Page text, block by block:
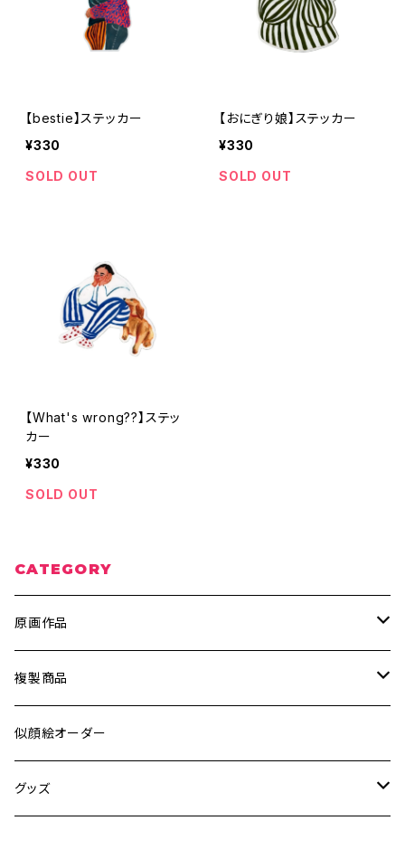
【bestie】ステッカー
¥330
SOLD OUT
【おにぎり娘】ステッカー
¥330
SOLD OUT
【What's wrong??】ステッ
カー
¥330
SOLD OUT
CATEGORY
原画作品
ポスター、ポストカード
ウッドペイント
キャンバス
複製商品
A4サイズ
ポストカードサイズ
似顔絵オーダー
グッズ